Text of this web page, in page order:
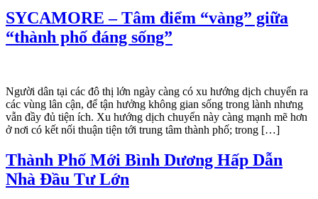
SYCAMORE – Tâm điểm “vàng” giữa
“thành phố đáng sống”
Người dân tại các đô thị lớn ngày càng có xu hướng dịch chuyển ra
các vùng lân cận, để tận hưởng không gian sống trong lành nhưng
vẫn đầy đủ tiện ích. Xu hướng dịch chuyển này càng mạnh mẽ hơn
ở nơi có kết nối thuận tiện tới trung tâm thành phố; trong […]
Thành Phố Mới Bình Dương Hấp Dẫn
Nhà Đầu Tư Lớn